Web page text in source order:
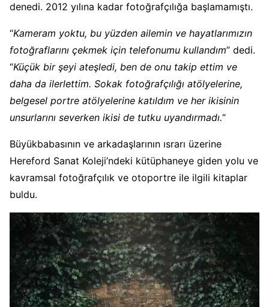
denedi. 2012 yılına kadar fotoğrafçılığa başlamamıştı.
“Kameram yoktu, bu yüzden ailemin ve hayatlarımızın
fotoğraflarını çekmek için telefonumu kullandım” dedi.
“Küçük bir şeyi ateşledi, ben de onu takip ettim ve
daha da ilerlettim. Sokak fotoğrafçılığı atölyelerine,
belgesel portre atölyelerine katıldım ve her ikisinin
unsurlarını severken ikisi de tutku uyandırmadı.“
Büyükbabasının ve arkadaşlarının ısrarı üzerine
Hereford Sanat Koleji’ndeki kütüphaneye giden yolu ve
kavramsal fotoğrafçılık ve otoportre ile ilgili kitaplar
buldu.